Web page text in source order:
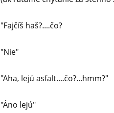
"Fajčíš haš?....čo?
"Nie"
"Aha, lejú asfalt....čo?...hmm?"
"Áno lejú"